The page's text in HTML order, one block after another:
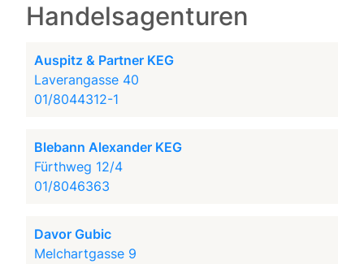
Handelsagenturen
Auspitz & Partner KEG
Laverangasse 40
01/8044312-1
Blebann Alexander KEG
Fürthweg 12/4
01/8046363
Davor Gubic
Melchartgasse 9